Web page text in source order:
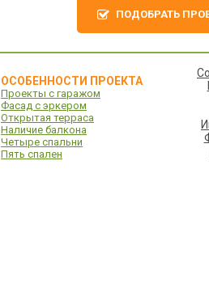
ПОДОБРАТЬ
ОСОБЕННОСТИ ПРОЕКТА
Проекты с гаражом
Фасад с эркером
Открытая терраса
Наличие балкона
Четыре спальни
Пять спален